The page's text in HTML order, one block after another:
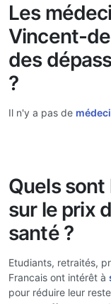
Les
Vincent-
des
?
Il n'y a pas de
Quels
sur le prix
santé ?
Etudiants, retraités,
Francais ont intérêt à
pour réduire leur